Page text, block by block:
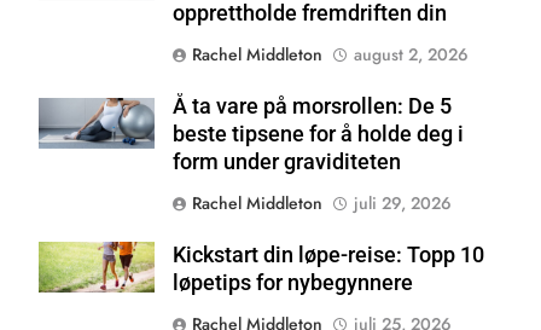
opprettholde fremdriften din
Rachel Middleton
august 2, 2026
Shutterstock
Å ta vare på morsrollen: De 5
beste tipsene for å holde deg i
form under graviditeten
Rachel Middleton
juli 29, 2026
Shutterstock
Kickstart din løpe-reise: Topp 10
løpetips for nybegynnere
Rachel Middleton
juli 25, 2026